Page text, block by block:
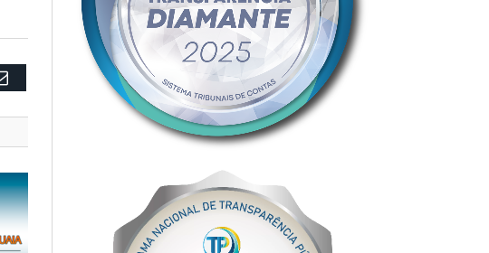
Email